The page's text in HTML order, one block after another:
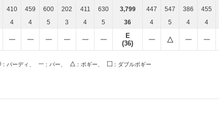
410 459 600 202 411 630 3,799 447 547 386 455
4 4 5 3 4 5 36 4 5 4 4
E
(36)
：バーディ、 ：パー、 ：ボギー、 ：ダブルボギー